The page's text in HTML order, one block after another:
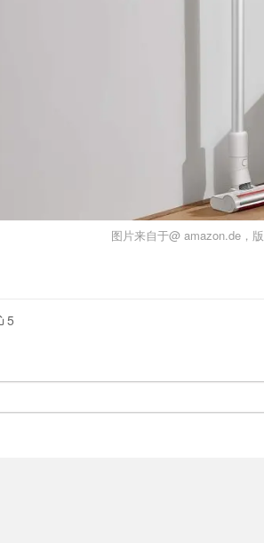
图片来自于@ amazon.de，
5